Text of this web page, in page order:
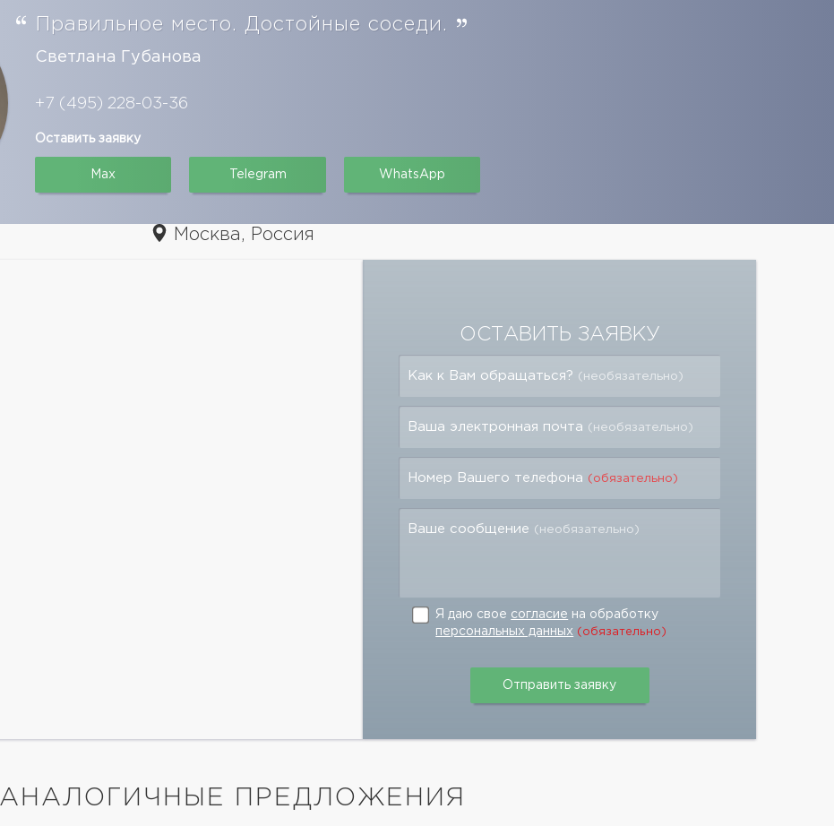
Правильное место. Достойные соседи.
Светлана Губанова
+7 (495) 228-03-36
Оставить заявку
Max Telegram WhatsApp
Москва, Россия
ОСТАВИТЬ ЗАЯВКУ
Как к Вам обращаться? (необязательно)
Ваша электронная почта (необязательно)
Номер Вашего телефона (обязательно)
Ваше сообщение (необязательно)
Я даю свое согласие на обработку
персональных данных (обязательно)
АНАЛОГИЧНЫЕ ПРЕДЛОЖЕНИЯ